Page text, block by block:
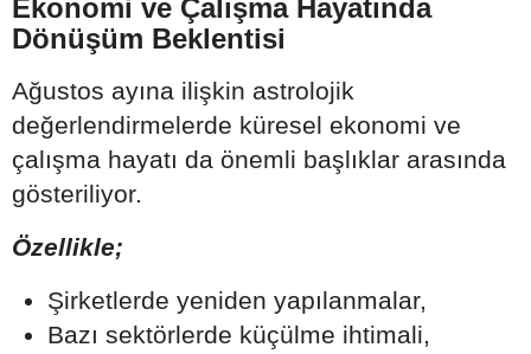
Ekonomi ve Çalışma Hayatında
Dönüşüm Beklentisi
Ağustos ayına ilişkin astrolojik
değerlendirmelerde küresel ekonomi ve
çalışma hayatı da önemli başlıklar arasında
gösteriliyor.
Özellikle;
Şirketlerde yeniden yapılanmalar,
Bazı sektörlerde küçülme ihtimali,